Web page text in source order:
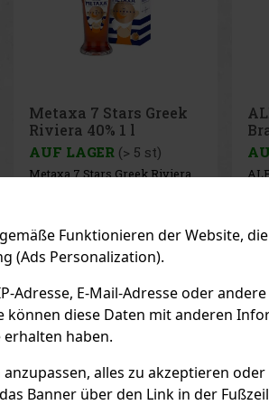
Funktionieren der Website,
(Ads Personalization).
E-Mail-Adresse oder
diese Daten mit anderen
haben.
alles zu akzeptieren
Banner über den Link in der
ALEXANDRION
Brazilian Coffee 25%
0,7 l
AUF LAGER(4 st)
ALEXANDRION Brazilian
brasilianischen Kaffees und
dem fein raffinierten
Charakter des Brandy
harmonische Kombination
sorgt für ein p
9.91€ ohne VAT 11.99 €
Bestellen
EMPFOHLENE